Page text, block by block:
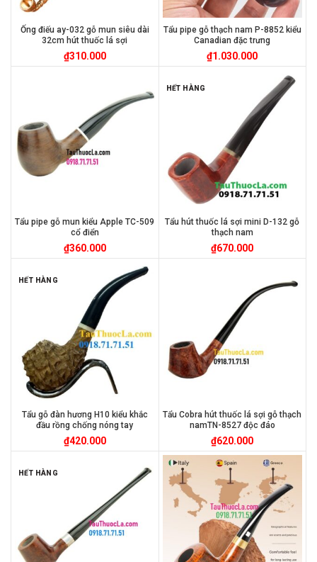
Ống điếu ay-032 gỗ mun siêu dài
32cm hút thuốc lá sợi
₫310.000
Tẩu pipe gỗ thạch nam P-8852 kiểu
Canadian đặc trưng
₫1.030.000
Tẩu pipe gỗ mun kiểu Apple TC-509
cổ điển
₫360.000
HẾT HÀNG
Tẩu hút thuốc lá sợi mini D-132 gỗ
thạch nam
₫670.000
HẾT HÀNG
Tẩu gỗ đàn hương H10 kiểu khắc
đầu rồng chống nóng tay
₫420.000
Tẩu Cobra hút thuốc lá sợi gỗ thạch
namTN-8527 độc đáo
₫620.000
HẾT HÀNG